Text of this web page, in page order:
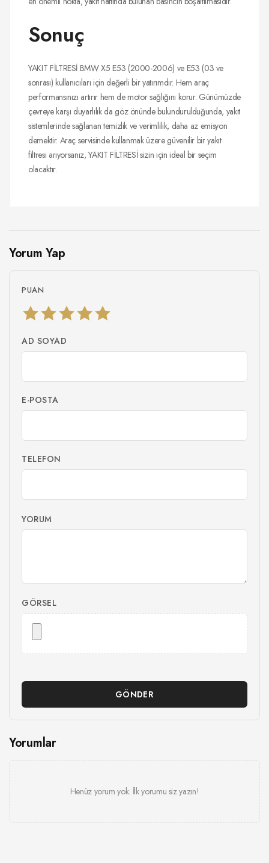
Sonuç
YAKIT FİLTRESİ BMW X5 E53 (2000-2006) ve E53 (03 ve
sonrası) kullanıcıları için değerli bir yatırımdır. Hem araç
performansınızı artırır hem de motor sağlığını korur. Günümüzde
çevreye karşı duyarlılık da göz önünde bulundurulduğunda, yakıt
sistemlerinde sağlanan temizlik ve verimlilik, daha az emisyon
demektir. Araç servisinde kullanmak üzere güvenilir bir yakıt
filtresi arıyorsanız, YAKIT FİLTRESİ sizin için ideal bir seçim
olacaktır.
Yorum Yap
PUAN
AD SOYAD
E-POSTA
TELEFON
YORUM
GÖRSEL
GÖNDER
Yorumlar
Henüz yorum yok. İlk yorumu siz yazın!